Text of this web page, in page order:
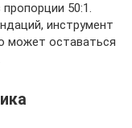
50:1.
инструмент
может оставаться